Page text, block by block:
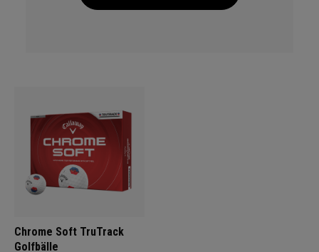
Chrome Soft TruTrack
Golfbälle